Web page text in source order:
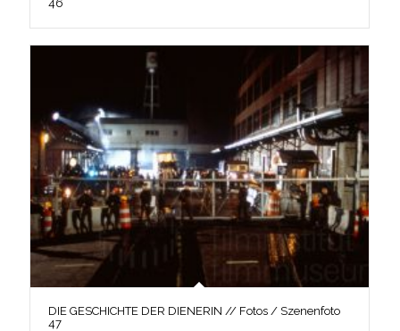
46
DIE GESCHICHTE DER DIENERIN // Fotos / Szenenfoto
47